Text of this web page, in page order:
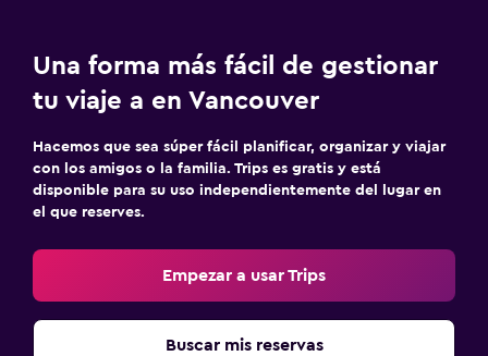
Una forma más fácil de gestionar
tu viaje a en Vancouver
Hacemos que sea súper fácil planificar, organizar y viajar
con los amigos o la familia. Trips es gratis y está
disponible para su uso independientemente del lugar en
el que reserves.
Empezar a usar Trips
Buscar mis reservas